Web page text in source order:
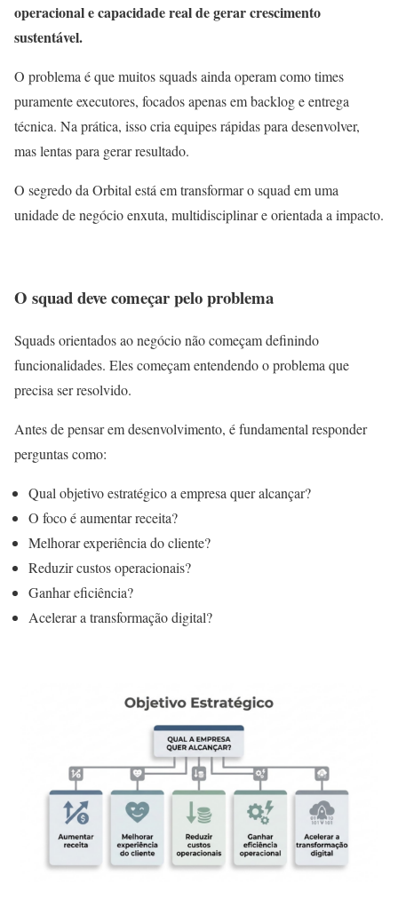
operacional e capacidade real de gerar crescimento
sustentável.
O problema é que muitos squads ainda operam como times
puramente executores, focados apenas em backlog e entrega
técnica. Na prática, isso cria equipes rápidas para desenvolver,
mas lentas para gerar resultado.
O segredo da Orbital está em transformar o squad em uma
unidade de negócio enxuta, multidisciplinar e orientada a impacto.
O squad deve começar pelo problema
Squads orientados ao negócio não começam definindo
funcionalidades. Eles começam entendendo o problema que
precisa ser resolvido.
Antes de pensar em desenvolvimento, é fundamental responder
perguntas como:
Qual objetivo estratégico a empresa quer alcançar?
O foco é aumentar receita?
Melhorar experiência do cliente?
Reduzir custos operacionais?
Ganhar eficiência?
Acelerar a transformação digital?